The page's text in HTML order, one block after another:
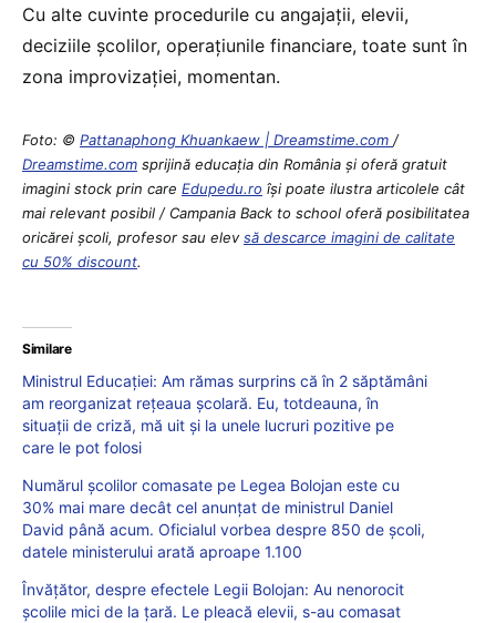
Cu alte cuvinte procedurile cu angajații, elevii,
deciziile școlilor, operațiunile financiare, toate sunt în
zona improvizației, momentan.
Foto: © Pattanaphong Khuankaew | Dreamstime.com /
Dreamstime.com sprijină educaţia din România şi oferă gratuit
imagini stock prin care Edupedu.ro îşi poate ilustra articolele cât
mai relevant posibil / Campania Back to school oferă posibilitatea
oricărei școli, profesor sau elevsă descarce imagini de calitate
cu 50% discount.
Similare
Ministrul Educației: Am rămas surprins că în 2 săptămâni
am reorganizat rețeaua școlară. Eu, totdeauna, în
situații de criză, mă uit și la unele lucruri pozitive pe
care le pot folosi
Numărul școlilor comasate pe Legea Bolojan este cu
30% mai mare decât cel anunțat de ministrul Daniel
David până acum. Oficialul vorbea despre 850 de școli,
datele ministerului arată aproape 1.100
Învățător, despre efectele Legii Bolojan: Au nenorocit
școlile mici de la țară. Le pleacă elevii, s-au comasat